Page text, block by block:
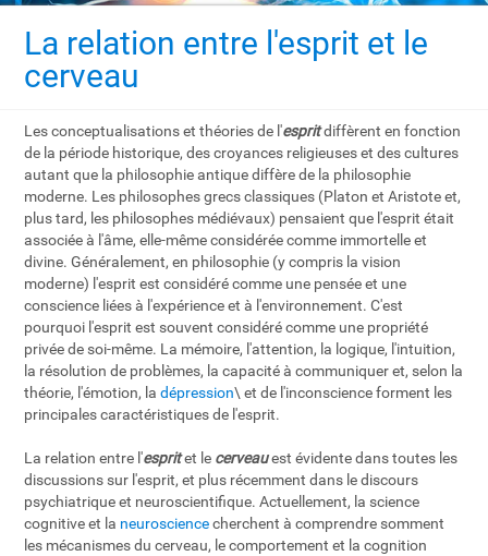
La relation entre l'esprit et le
cerveau
Les conceptualisations et théories de l'espritdiffèrent en fonction
de la période historique, des croyances religieuses et des cultures
autant que la philosophie antique diffère de la philosophie
moderne. Les philosophes grecs classiques (Platon et Aristote et,
plus tard, les philosophes médiévaux) pensaient que l'esprit était
associée à l'âme, elle-même considérée comme immortelle et
divine. Généralement, en philosophie (y compris la vision
moderne) l'esprit est considéré comme une pensée et une
conscience liées à l'expérience et à l'environnement. C'est
pourquoi l'esprit est souvent considéré comme une propriété
privée de soi-même. La mémoire, l'attention, la logique, l'intuition,
la résolution de problèmes, la capacité à communiquer et, selon la
théorie, l'émotion, ladépression\ et de l'inconscience forment les
principales caractéristiques de l'esprit.
La relation entre l'espritet le cerveauest évidente dans toutes les
discussions sur l'esprit, et plus récemment dans le discours
psychiatrique et neuroscientifique. Actuellement, la science
cognitive et la neurosciencecherchent à comprendre somment
les mécanismes du cerveau, le comportement et la cognition